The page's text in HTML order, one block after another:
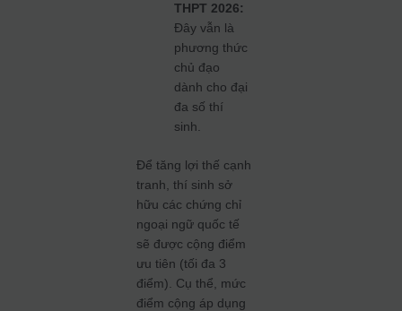
THPT 2026:
Đây vẫn là
phương thức
chủ đạo
dành cho đại
đa số thí
sinh.
Để tăng lợi thế cạnh
tranh, thí sinh sở
hữu các chứng chỉ
ngoại ngữ quốc tế
sẽ được cộng điểm
ưu tiên (tối đa 3
điểm). Cụ thể, mức
điểm cộng áp dụng